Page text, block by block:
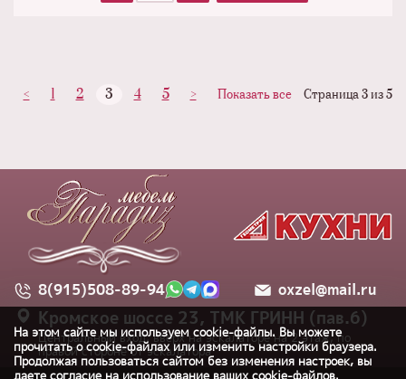
< 1 2 3 4 5 > Показать все Страница 3 из 5
8(915)508-89-94 oxzel@mail.ru
Кромское шоссе 23, ТМК ГРИНН (пав.6)
Центральный вход, вверх на эскалаторе на 2 этаж, по
правой стороне от эскалатора
На этом сайте мы используем cookie-файлы. Вы можете
прочитать о cookie-файлах или изменить настройки браузера.
Продолжая пользоваться сайтом без изменения настроек, вы
даете согласие на использование ваших cookie-файлов.